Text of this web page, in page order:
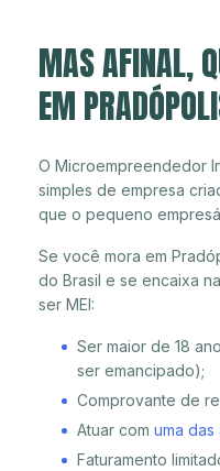
MAS AFINAL,
EM
O Microempreendedor
simples de empresa
que o pequeno
Se você mora em
do Brasil e se encaixa
ser MEI:
Ser maior de 18
ser emancipado);
Comprovante de
Atuar com uma das
Faturamento